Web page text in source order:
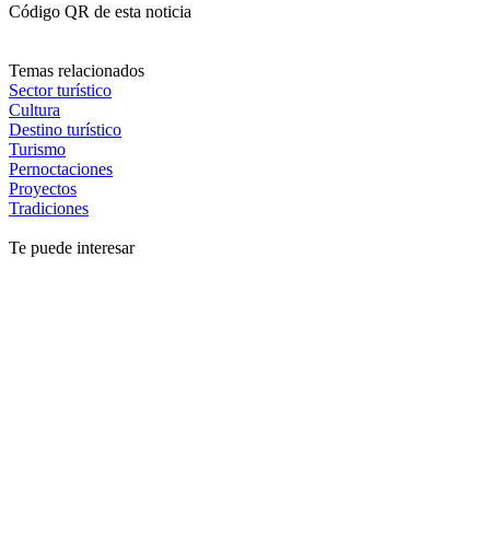
Código QR de esta noticia
Temas relacionados
Sector turístico
Cultura
Destino turístico
Turismo
Pernoctaciones
Proyectos
Tradiciones
Te puede interesar